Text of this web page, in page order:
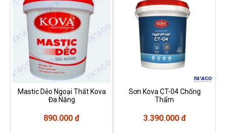
Mastic Dẻo Ngoại Thất Kova
Đa Năng
890.000 đ
Sơn Kova CT-04 Chống
Thấm
3.390.000 đ